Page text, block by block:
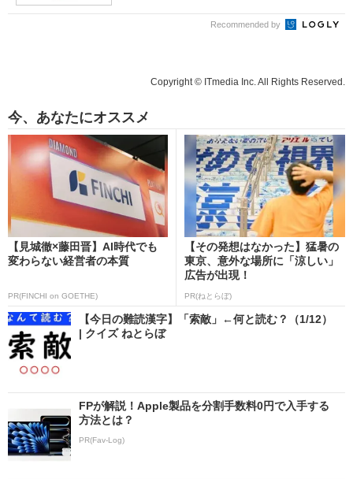
Recommended by
Copyright © ITmedia Inc. All Rights Reserved.
今、あなたにオススメ
【見城徹×藤田晋】AI時代でも
変わらない経営者の本質
PR(FINCHI on GOETHE)
【その発想はなかった】猛暑の
東京、意外な場所に「涼しい」
広告が出現！
PR(ねとらぼ)
【今日の難読漢字】「索敵」←何と読む？（1/12）
| クイズ ねとらぼ
FPが解説！Apple製品を分割手数料0円で入手する
方法とは？
PR(Fav-Log)